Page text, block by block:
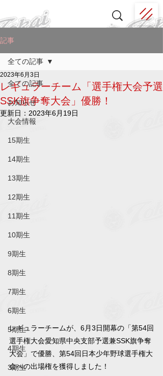
記事
全ての記事
お知らせ
大会情報
15期生
14期生
13期生
12期生
11期生
10期生
9期生
8期生
7期生
6期生
5期生
4期生
3期生
全ての記事
レギュラーチーム「選手権大会予選
SSK旗争奪大会」優勝！
2023年6月3日
更新日： 2023年6月19日
レギュラーチームが、6月3日開幕の「第54回
選手権大会愛知県中央支部予選兼SSK旗争奪
大会」で優勝、第54回日本少年野球選手権大
会への出場権を獲得しました！